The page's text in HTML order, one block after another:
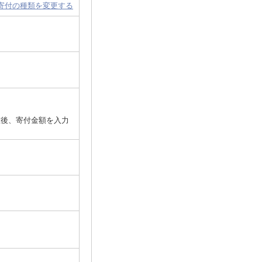
付の種類を変更する
、寄付金額を入力